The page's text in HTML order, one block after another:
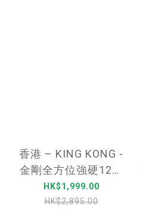
香港 – KING KONG -
金剛全方位強硬12件
優惠
HK$1,999.00
HK$2,895.00